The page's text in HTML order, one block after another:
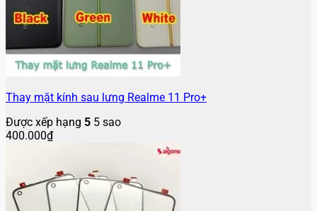
Thay mặt kính sau lưng Realme 11 Pro+
Được xếp hạng 5 5 sao
400.000₫